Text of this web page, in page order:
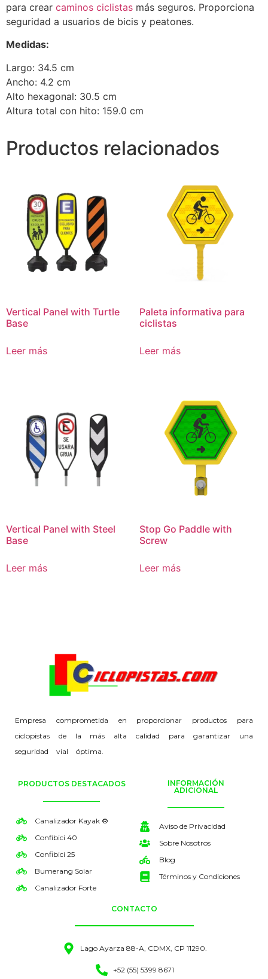
para crear caminos ciclistas más seguros. Proporciona
seguridad a usuarios de bicis y peatones.
Medidas:
Largo: 34.5 cm
Ancho: 4.2 cm
Alto hexagonal: 30.5 cm
Altura total con hito: 159.0 cm
Productos relacionados
Vertical Panel with Turtle
Base
Leer más
Paleta informativa para
ciclistas
Leer más
Vertical Panel with Steel
Base
Leer más
Stop Go Paddle with
Screw
Leer más
Empresa comprometida en proporcionar productos para
ciclopistas de la más alta calidad para garantizar una
seguridad vial óptima.
PRODUCTOS DESTACADOS
Canalizador Kayak ®
Confibici 40
Confibici 25
Bumerang Solar
Canalizador Forte
INFORMACIÓN
ADICIONAL
Aviso de Privacidad
Sobre Nosotros
Blog
Términos y Condiciones
CONTACTO
Lago Ayarza 88-A, CDMX, CP 11290.
+52 (55) 5399 8671